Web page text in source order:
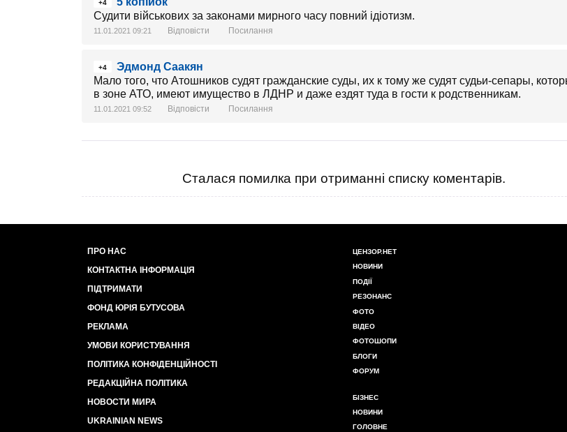
+4
Судити військових за законами мирного часу повний ідіотизм.
11.01.2021 09:21 Відповісти Посилання
+4
Эдмонд Саакян
Мало того, что Атошников судят гражданские суды, их к тому же судят судьи-сепары,
в зоне АТО, имеют имущество в ЛДНР и даже ездят туда в гости к родственникам.
11.01.2021 09:52 Відповісти Посилання
Сталася помилка при отриманні списку коментарів.
ПРО НАС
КОНТАКТНА ІНФОРМАЦІЯ
ПІДТРИМАТИ
ФОНД ЮРІЯ БУТУСОВА
РЕКЛАМА
УМОВИ КОРИСТУВАННЯ
ПОЛІТИКА КОНФІДЕНЦІЙНОСТІ
РЕДАКЦІЙНА ПОЛІТИКА
НОВОСТИ МИРА
UKRAINIAN NEWS
ЦЕНЗОР.НЕТ
НОВИНИ
ПОДІЇ
РЕЗОНАНС
ФОТО
ВІДЕО
ФОТОШОПИ
БЛОГИ
ФОРУМ
БІЗНЕС
НОВИНИ
ГОЛОВНЕ